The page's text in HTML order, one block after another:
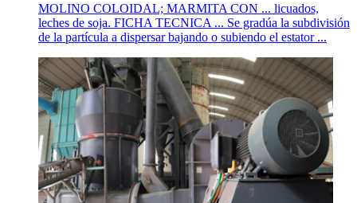
MOLINO COLOIDAL; MARMITA CON ... licuados,
leches de soja. FICHA TECNICA ... Se gradúa la subdivisión
de la partícula a dispersar bajando o subiendo el estator ...